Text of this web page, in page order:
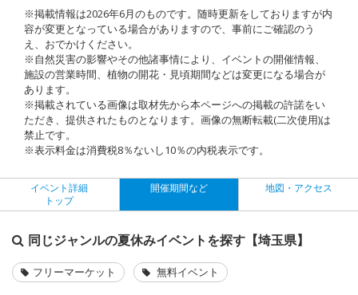
※掲載情報は2026年6月のものです。随時更新をしておりますが内
容が変更となっている場合がありますので、事前にご確認のう
え、おでかけください。
※自然災害の影響やその他諸事情により、イベントの開催情報、
施設の営業時間、植物の開花・見頃期間などは変更になる場合が
あります。
※掲載されている画像は取材先から本ページへの掲載の許諾をい
ただき、提供されたものとなります。画像の無断転載(二次使用)は
禁止です。
※表示料金は消費税8％ないし10％の内税表示です。
イベント詳細
トップ
開催期間など 地図・アクセス
同じジャンルの夏休みイベントを探す【埼玉県】
フリーマーケット 無料イベント